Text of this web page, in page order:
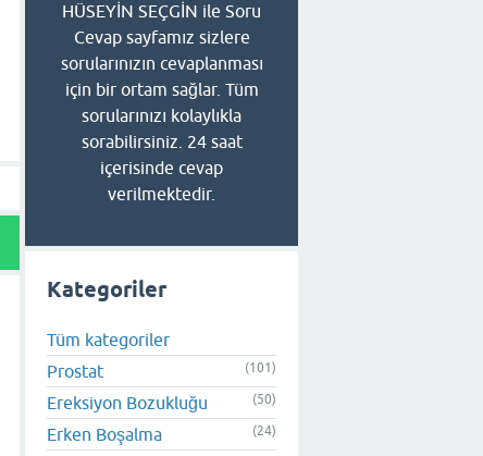
HÜSEYİN SEÇGİN ile Soru
Cevap sayfamız sizlere
sorularınızın cevaplanması
için bir ortam sağlar. Tüm
sorularınızı kolaylıkla
sorabilirsiniz. 24 saat
içerisinde cevap
verilmektedir.
Kategoriler
Tüm kategoriler
Prostat
(101)
Ereksiyon Bozukluğu (50)
Erken Boşalma (24)